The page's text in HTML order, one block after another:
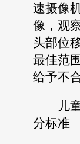
速摄像
像，观
头部位
最佳范
给予不
儿童
分标准